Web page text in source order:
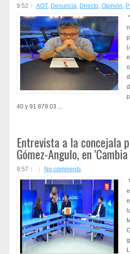
9:52 AOT, Denuncia, Directo, Opinión,
40 y 91 879 03 ...
Entrevista a la concejala
Gómez-Angulo, en
9:57
No comments